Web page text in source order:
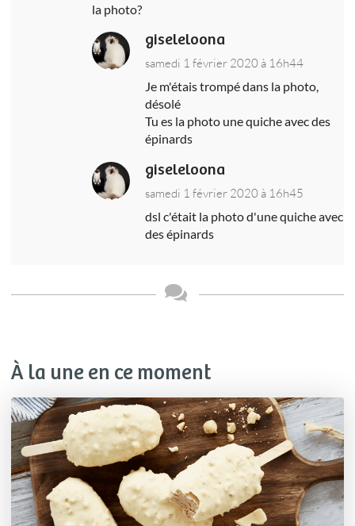
la photo?
giseleloona
samedi 1 février 2020 à 16h44
Je m'étais trompé dans la photo,
désolé
Tu es la photo une quiche avec des
épinards
giseleloona
samedi 1 février 2020 à 16h45
dsl c'était la photo d'une quiche avec
des épinards
À la une en ce moment